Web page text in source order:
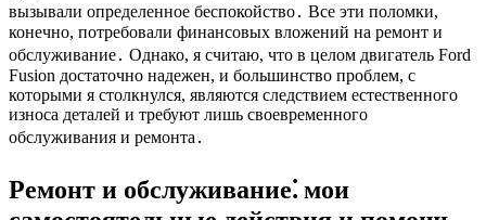
вызывали определенное беспокойство․ Все эти поломки,
конечно, потребовали финансовых вложений на ремонт и
обслуживание․ Однако, я считаю, что в целом двигатель Ford
Fusion достаточно надежен, и большинство проблем, с
которыми я столкнулся, являются следствием естественного
износа деталей и требуют лишь своевременного
обслуживания и ремонта․
Ремонт и обслуживание⁚ мои